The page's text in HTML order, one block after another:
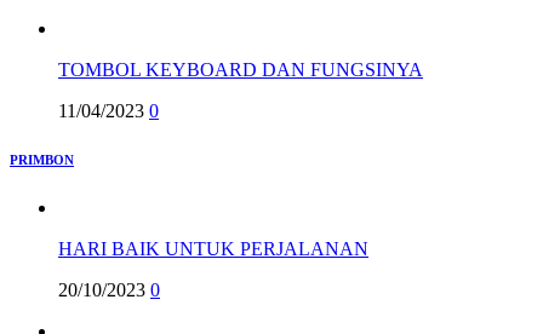
TOMBOL KEYBOARD DAN FUNGSINYA
11/04/2023 0
PRIMBON
HARI BAIK UNTUK PERJALANAN
20/10/2023 0